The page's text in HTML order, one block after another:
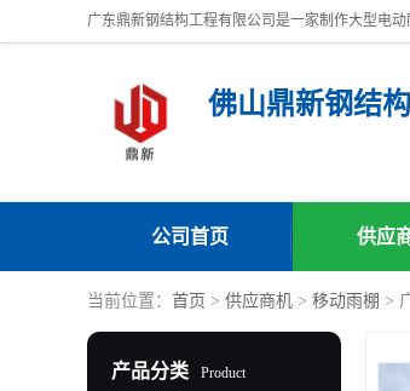
佛山鼎新钢结
公司首页 供应
当前位置： 首页 > 供应商机 > 移动雨棚 >
产品分类 Product